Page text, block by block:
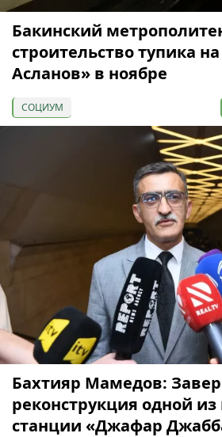
Бакинский
строительство тупика
Асланов» в ноябре
СОЦИУМ
Бахтияр Мамедов:
реконструкция одной
станции «Джафар